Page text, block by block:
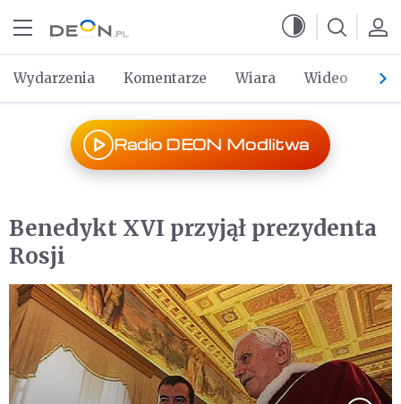
Wydarzenia Komentarze Wiara Wideo Po
Radio DEON Modlitwa
Benedykt XVI przyjął prezydenta
Rosji